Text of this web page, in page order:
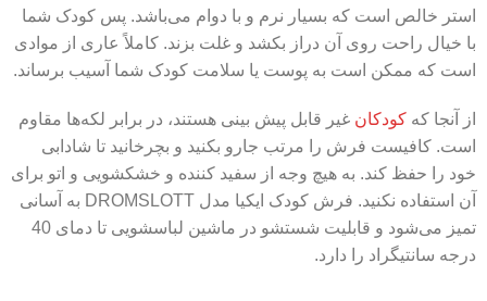
استر خالص است که بسیار نرم و با دوام می‌باشد. پس کودک شما
با خیال راحت روی آن دراز بکشد و غلت بزند. کاملاً عاری از موادی
است که ممکن است به پوست یا سلامت کودک شما آسیب برساند.
از آنجا که کودکان غیر قابل پیش بینی هستند، در برابر لکه‌ها مقاوم
است. کافیست فرش را مرتب جارو بکنید و بچرخانید تا شادابی
خود را حفظ کند. به هیچ وجه از سفید کننده و خشکشویی و اتو برای
آن استفاده نکنید. فرش کودک ایکیا مدل DROMSLOTT به آسانی
تمیز می‌شود و قابلیت شستشو در ماشین لباسشویی تا دمای 40
درجه سانتیگراد را دارد.